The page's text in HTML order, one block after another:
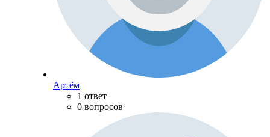
Артём
1 ответ
0 вопросов